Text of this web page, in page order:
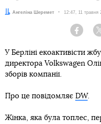
Автор:
Ангеліна Шеремет Дата:
12:47, 11 травня
У Берліні екоактивісти
директора Volkswagen
зборів компанії.
Про це повідомляє DW.
Жінка, яка була топлес,